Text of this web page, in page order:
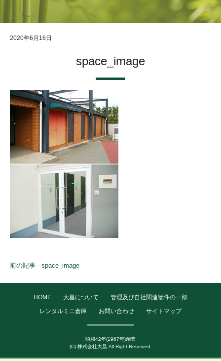
2020年6月16日
space_image
前の記事 - space_image
HOME 大昌について
管理及び自社関連物件の一部
レンタルミニ倉庫
お問い合わせ サイトマップ
昭和42年(1967年)創業
(C) 株式会社大昌 All Right Reserved.